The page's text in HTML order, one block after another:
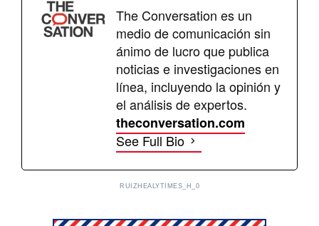
The Conversation es un
medio de comunicación sin
ánimo de lucro que publica
noticias e investigaciones en
línea, incluyendo la opinión y
el análisis de expertos.
theconversation.com
See Full Bio
RUIZHEALYTIMES_H_0